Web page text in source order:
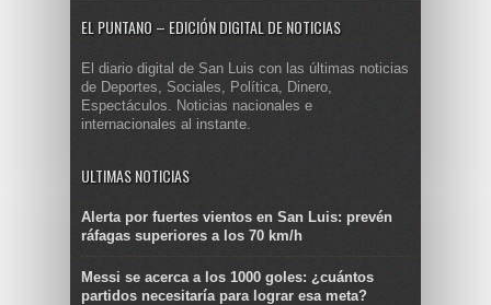
EL PUNTANO – EDICIÓN DIGITAL DE NOTICIAS
El diario digital de San Luis con las últimas noticias
de Deportes, Sociales, Política, Dinero,
Espectáculos. Noticias nacionales e
internacionales al instante.
ULTIMAS NOTICIAS
Alerta por fuertes vientos en San Luis: prevén
ráfagas superiores a los 70 km/h
Messi se acerca a los 1000 goles: ¿cuántos
partidos necesitaría para lograr esa meta?